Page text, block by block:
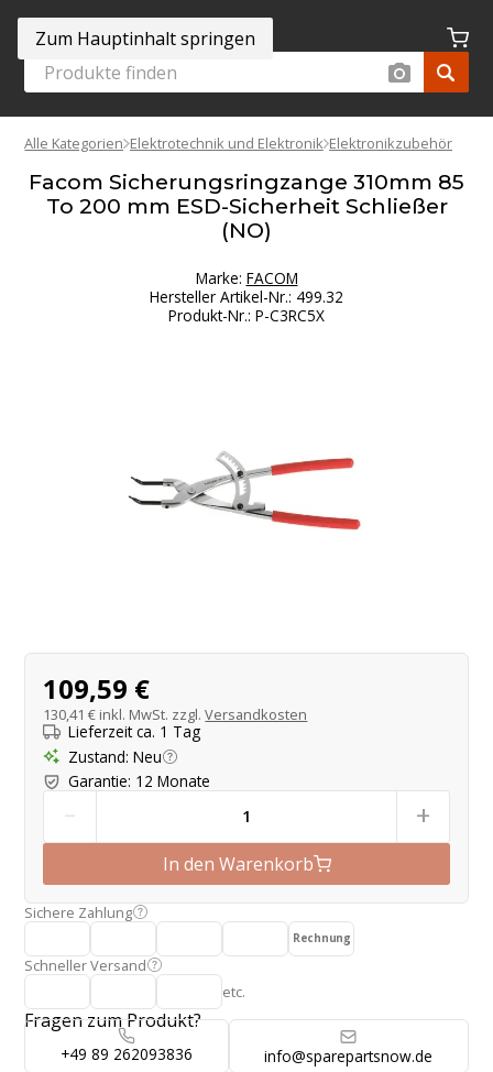
Zum Hauptinhalt springen
Alle Kategorien Elektrotechnik und Elektronik Elektronikzubehör
Facom Sicherungsringzange 310mm 85
To 200 mm ESD-Sicherheit Schließer
(NO)
Marke: FACOM
Hersteller Artikel-Nr.: 499.32
Produkt-Nr.: P-C3RC5X
Produktangebot
109,59 €
130,41 € inkl. MwSt. zzgl.Versandkosten
Lieferzeit ca. 1 Tag
Zustand: Neu
Garantie: 12 Monate
- +
In den Warenkorb
Sichere Zahlung
Rechnung
Schneller Versand
etc.
Fragen zum Produkt?
+49 89 262093836 info@sparepartsnow.de